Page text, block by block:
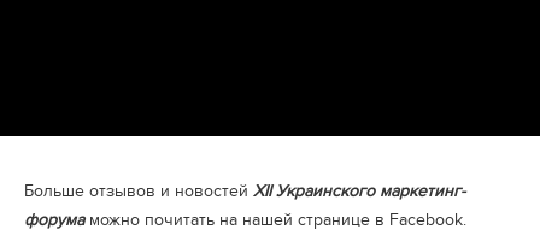
Больше отзывов и новостей XII Украинского маркетинг-
форума можно почитать на нашей странице в Facebook.